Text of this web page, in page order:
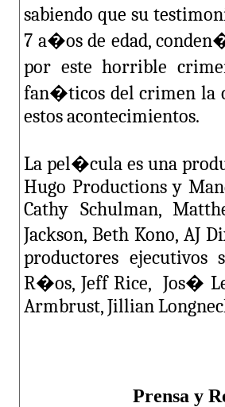
sabiendo que su
7 a�os de edad,
por este horrible
fan�ticos del crimen la
estos acontecimientos.
La pel�cula es una
Hugo Productions y
Cathy Schulman,
Jackson, Beth Kono, AJ
productores ejecutivos
R�os, Jeff Rice, Jos�
Armbrust, Jillian
Prensa y